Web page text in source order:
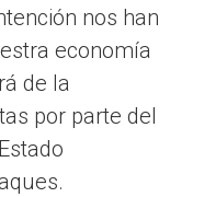
nos han
economía
de la
por parte del